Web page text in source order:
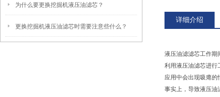
为什么要更换挖掘机液压油滤芯？
更换挖掘机液压油滤芯时需要注意些什么？
详细介绍
液压油滤滤芯工作期
利用液压油滤芯进行
应用中会出现吸瘪的
事实上，导致液压油